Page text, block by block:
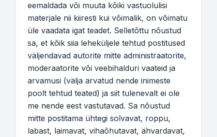
eemaldada või muuta kõiki vastuolulisi
materjale nii kiiresti kui võimalik, on võimatu
üle vaadata igat teadet. Selletõttu nõustud
sa, et kõik siia leheküljele tehtud postitused
väljendavad autorite mitte administraatorite,
moderaatorite või veebihalduri vaateid ja
arvamusi (välja arvatud nende inimeste
poolt tehtud teated) ja siit tulenevalt ei ole
me nende eest vastutavad. Sa nõustud
mitte postitama ühtegi solvavat, roppu,
labast, laimavat, vihaõhutavat, ähvardavat,